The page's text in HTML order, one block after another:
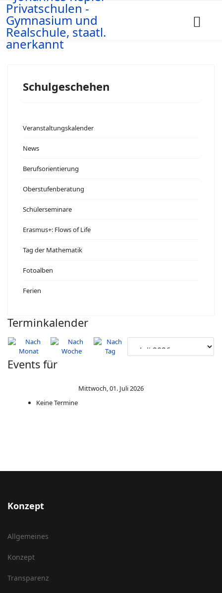
Schulgeschehen
Veranstaltungskalender
News
Berufsorientierung
Oberstufenberatung
Schülerseminare
Erasmus+: Flows of Life
Tag der Mathematik
Fotoalben
Ferien
Terminkalender
Events für
Mittwoch, 01. Juli 2026
Keine Termine
Konzept
Allgemeines
Konzept
Transparenz